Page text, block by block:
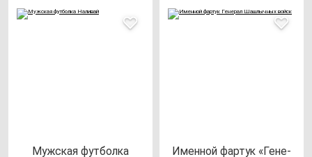
Муж­ская фут­бол­ка
Имен­ной фар­тук «Гене­